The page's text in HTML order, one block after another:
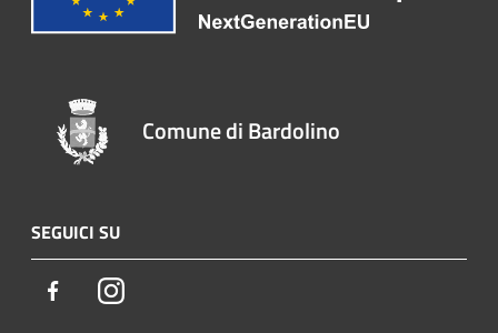
Comune di Bardolino
SEGUICI SU
FacebookInstagram